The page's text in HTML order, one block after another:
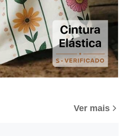
Ver mais